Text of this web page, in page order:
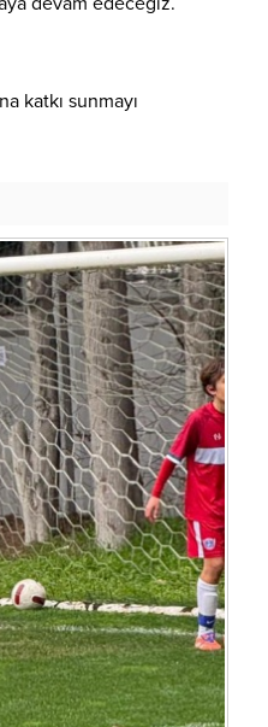
katkı sunmayı